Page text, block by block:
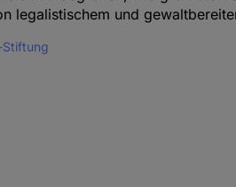
legalistischem und
Stiftung